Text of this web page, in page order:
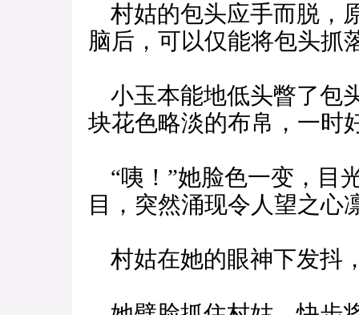
村姑的包头应手而脱，
脑后，可以仅能将包头抓
小玉本能地低头瞥了包
块花色略淡的布帛，一时
“咦！”她脸色一变，目
目，突然涌现令人望之心
村姑在她的眼神下发抖